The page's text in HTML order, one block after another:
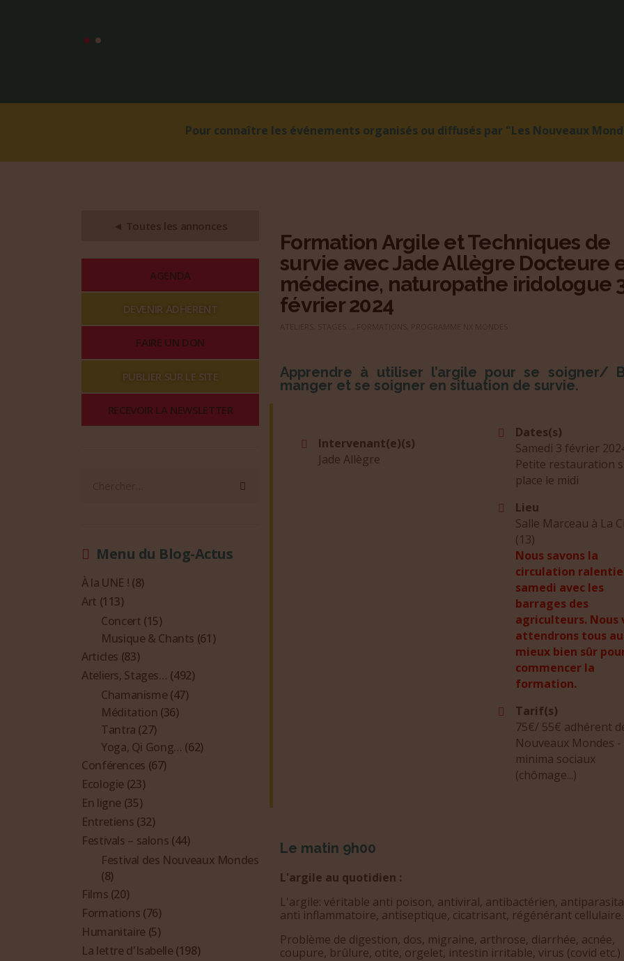
Pour connaître les événements organisés ou diffusés par "Les Nouveaux
Formation Argile et Techniques de
survie avec Jade Allègre Docteure
médecine, naturopathe iridologue
février 2024
Apprendre à utiliser l’argile pour se soigner/
manger et se soigner en situation de survie.
Intervenant(e)(s)
Jade Allègre
Dates(s)
Samedi 3 février
Petite restauration
place le midi
Lieu
Salle Marceau à La
(13)
Nous savons la
circulation ralentie
samedi avec les
barrages des
agriculteurs. Nous
attendrons tous au
mieux bien sûr
commencer la
formation.
Tarif(s)
75€/ 55€ adhérent
Nouveaux Mondes -
minima sociaux
(chômage...)
Le matin 9h00
L'argile au quotidien :
L'argile: véritable anti poison, antiviral, antibactérien,
anti inflammatoire, antiseptique, cicatrisant, régénérant cellulaire.
Problème de digestion, dos, migraine, arthrose, diarrhée, acnée,
coupure, brûlure, otite, orgelet, intestin irritable, virus (covid etc.)
◄ Toutes les annonces
AGENDA
DEVENIR ADHÉRENT
FAIRE UN DON
PUBLIER SUR LE SITE
RECEVOIR LA NEWSLETTER
Menu du Blog-Actus
À la UNE ! (8)
Art (113)
Concert (15)
Musique & Chants (61)
Articles (83)
Ateliers, Stages… (492)
Chamanisme (47)
Méditation (36)
Tantra (27)
Yoga, Qi Gong… (62)
Conférences (67)
Ecologie (23)
En ligne (35)
Entretiens (32)
Festivals – salons (44)
Festival des Nouveaux Mondes
(8)
Films (20)
Formations (76)
Humanitaire (5)
La lettre d'Isabelle (198)